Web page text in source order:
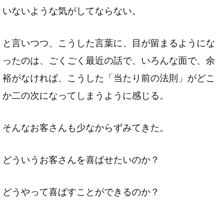
いないような気がしてならない。
と言いつつ、こうした言葉に、目が留まるようにな
ったのは、ごくごく最近の話で、いろんな面で、余
裕がなければ、こうした「当たり前の法則」がどこ
か二の次になってしまうように感じる。
そんなお客さんも少なからずみてきた。
どういうお客さんを喜ばせたいのか？
どうやって喜ばすことができるのか？